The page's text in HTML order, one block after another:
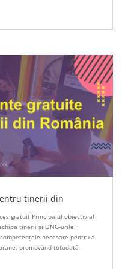
tinerii din
gratuit Principalul obiectiv al
tinerii și ONG-urile
necesare pentru a
promovând totodată